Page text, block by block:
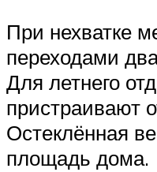
При нехватке
переходами
Для летнего
пристраивают
Остеклённая
площадь дома.